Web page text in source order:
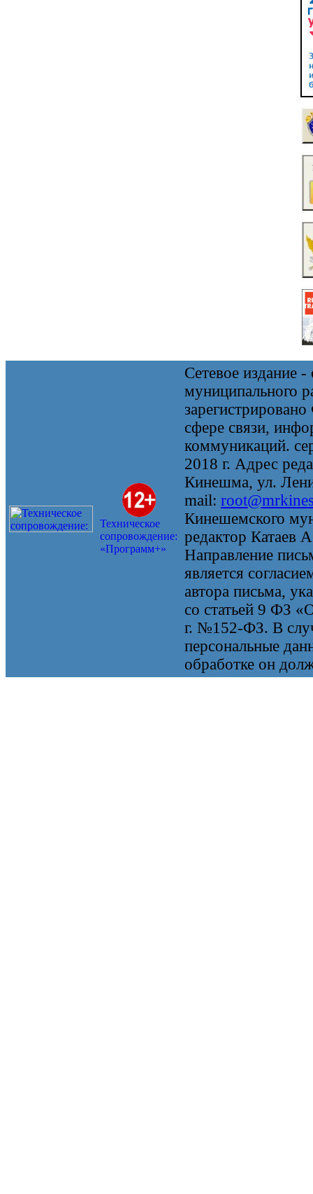
Техническое
сопровождение:
«Программ+»
Сетевое издание
муниципального
сфере связи,
коммуникаций.
2018 г. Адрес
Кинешма, ул.
mail:
Кинешемского
редактор Катаев
Направление
является
автора письма,
со статьей 9 ФЗ
г. №152-ФЗ. В
персональные
обработке он